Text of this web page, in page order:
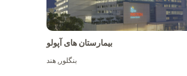
بیمارستان های آپولو
بنگلور,هند